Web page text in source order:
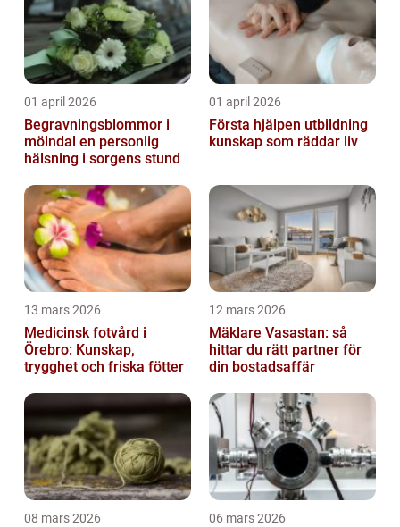
01 april 2026
Begravningsblommor i
mölndal en personlig
hälsning i sorgens stund
01 april 2026
Första hjälpen utbildning
kunskap som räddar liv
13 mars 2026
Medicinsk fotvård i
Örebro: Kunskap,
trygghet och friska fötter
12 mars 2026
Mäklare Vasastan: så
hittar du rätt partner för
din bostadsaffär
08 mars 2026 06 mars 2026